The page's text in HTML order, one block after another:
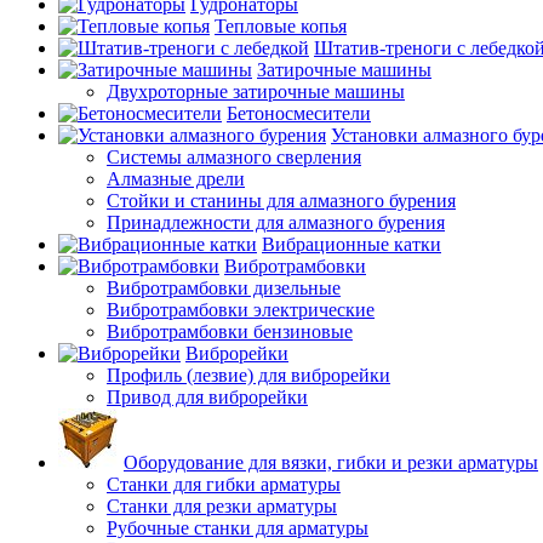
Гудронаторы
Тепловые копья
Штатив-треноги с лебедкой
Затирочные машины
Двухроторные затирочные машины
Бетоносмесители
Установки алмазного
Системы алмазного сверления
Алмазные дрели
Стойки и станины для алмазного бурения
Принадлежности для алмазного бурения
Вибрационные катки
Вибротрамбовки
Вибротрамбовки дизельные
Вибротрамбовки электрические
Вибротрамбовки бензиновые
Виброрейки
Профиль (лезвие) для виброрейки
Привод для виброрейки
Оборудование для вязки, гибки и резки арматуры
Станки для гибки арматуры
Станки для резки арматуры
Рубочные станки для арматуры